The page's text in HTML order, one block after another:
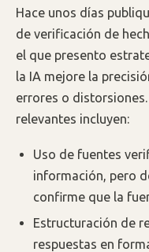
Hace unos días
de verificación de
el que presento
la IA mejore la
errores o
relevantes incluyen:
Uso de fuentes
información, pero
confirme que la
Estructuración de
respuestas en